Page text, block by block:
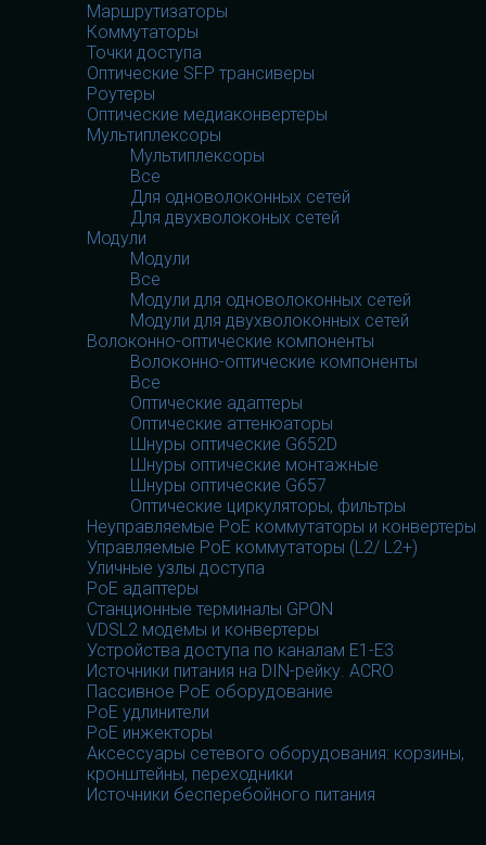
Маршрутизаторы
Коммутаторы
Точки доступа
Оптические SFP трансиверы
Роутеры
Оптические медиаконвертеры
Мультиплексоры
Мультиплексоры
Все
Для одноволоконных сетей
Для двухволоконых сетей
Модули
Модули
Все
Модули для одноволоконных сетей
Модули для двухволоконных сетей
Волоконно-оптические компоненты
Волоконно-оптические компоненты
Все
Оптические адаптеры
Оптические аттенюаторы
Шнуры оптические G652D
Шнуры оптические монтажные
Шнуры оптические G657
Оптические циркуляторы, фильтры
Неуправляемые PoE коммутаторы и конвертеры
Управляемые PoE коммутаторы (L2/ L2+)
Уличные узлы доступа
PoE адаптеры
Станционные терминалы GPON
VDSL2 модемы и конвертеры
Устройства доступа по каналам E1-E3
Источники питания на DIN-рейку. ACRO
Пассивное PoE оборудование
PoE удлинители
PoE инжекторы
Аксессуары сетевого оборудования: корзины,
кронштейны, переходники
Источники бесперебойного питания